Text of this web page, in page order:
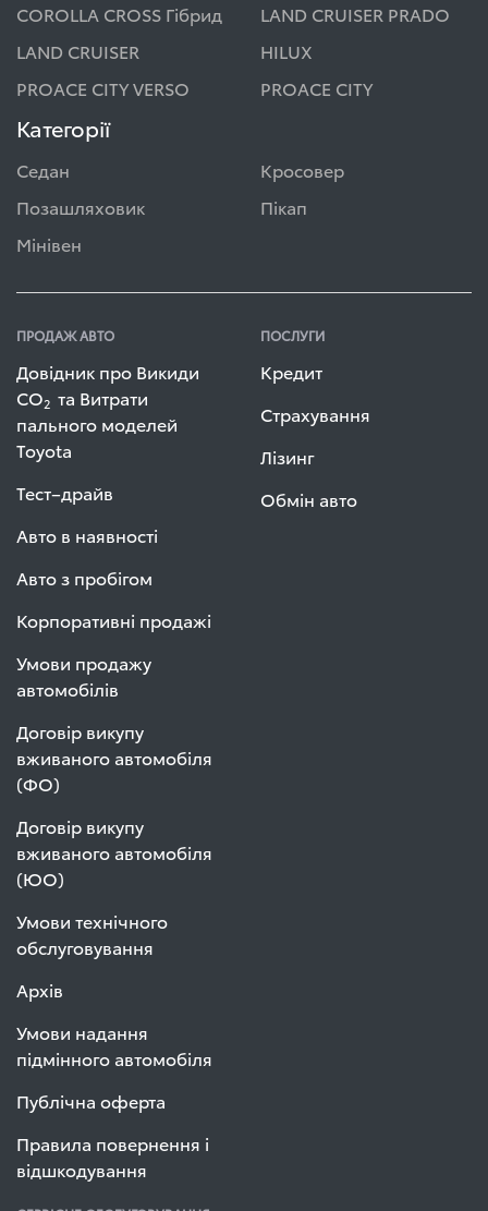
COROLLA CROSS Гібрид
LAND CRUISER PRADO
LAND CRUISER
HILUX
PROACE CITY VERSO
PROACE CITY
Категорії
Седан
Кросовер
Позашляховик
Пікап
Мінівен
ПРОДАЖ АВТО
Довідник про Викиди
СО2 та Витрати
пального моделей
Toyota
Тест–драйв
Авто в наявності
Авто з пробігом
Корпоративні продажі
Умови продажу
автомобілів
Договір викупу
вживаного автомобіля
(ФО)
Договір викупу
вживаного автомобіля
(ЮО)
Умови технічного
обслуговування
Архів
Умови надання
підмінного автомобіля
Публічна оферта
Правила повернення і
відшкодування
ПОСЛУГИ
Кредит
Страхування
Лізинг
Обмін авто